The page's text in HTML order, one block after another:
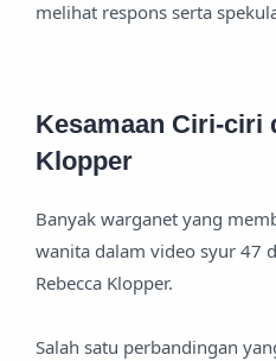
melihat respons serta
Kesamaan Ciri-ciri
Klopper
Banyak warganet yang
wanita dalam video syur 47
Rebecca Klopper.
Salah satu perbandingan